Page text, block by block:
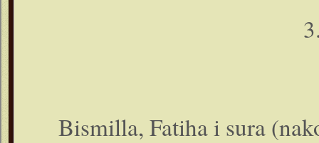
Bismilla, Fatiha i sura